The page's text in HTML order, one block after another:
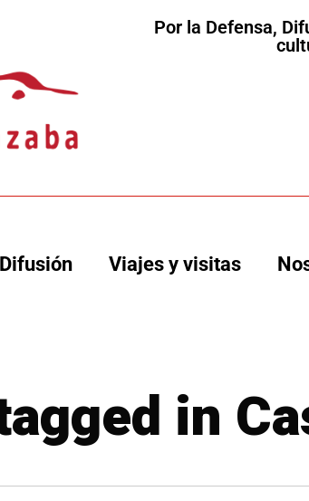
Por la Defensa,
Difusión Viajes y visitas
in